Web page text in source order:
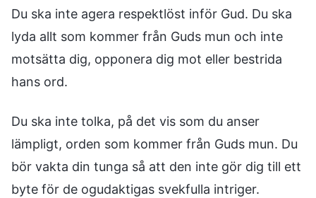
Du ska inte agera respektlöst inför Gud. Du ska
lyda allt som kommer från Guds mun och inte
motsätta dig, opponera dig mot eller bestrida
hans ord.
Du ska inte tolka, på det vis som du anser
lämpligt, orden som kommer från Guds mun. Du
bör vakta din tunga så att den inte gör dig till ett
byte för de ogudaktigas svekfulla intriger.